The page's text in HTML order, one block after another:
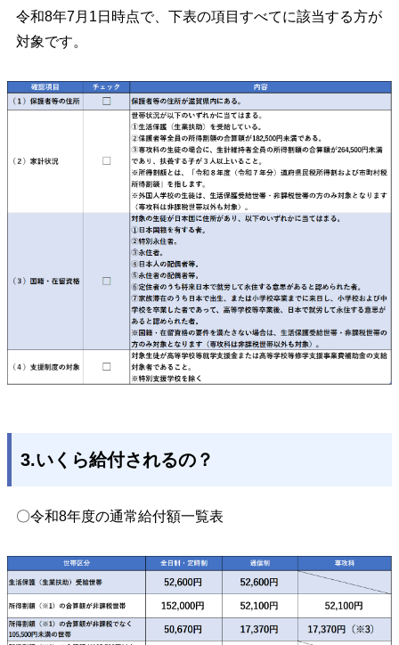
令和8年7月1日時点で、下表の項目すべてに該当する方が
対象です。
3.いくら給付されるの？
〇令和8年度の通常給付額一覧表